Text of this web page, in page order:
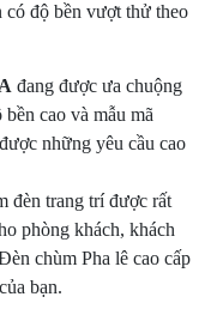
có độ bền vượt thử theo
đang được ưa chuộng
cao và mẫu mã
những yêu cầu cao
đèn trang trí được rất
phòng khách, khách
chùm Pha lê cao cấp
bạn.